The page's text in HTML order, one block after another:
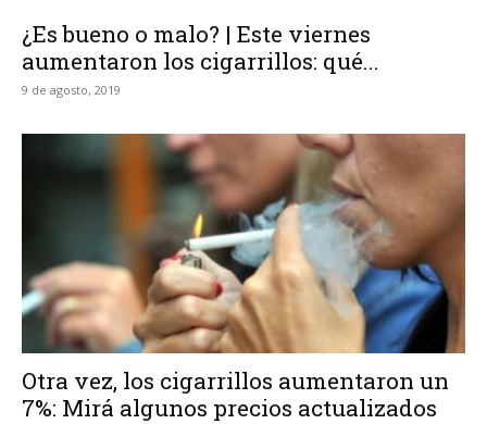
¿Es bueno o malo? | Este viernes
aumentaron los cigarrillos: qué...
9 de agosto, 2019
Otra vez, los cigarrillos aumentaron un
7%: Mirá algunos precios actualizados